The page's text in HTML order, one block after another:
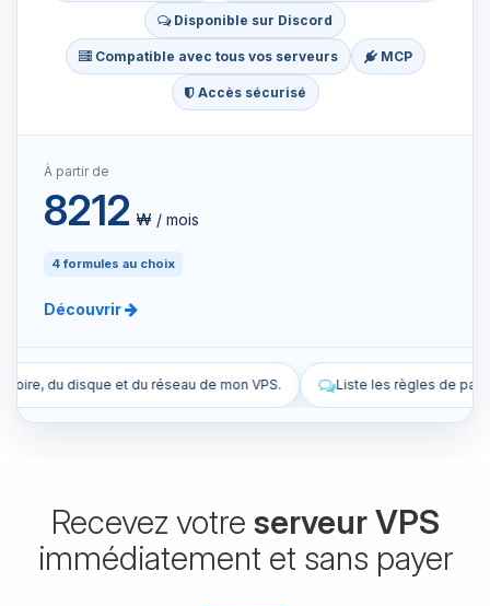
Disponible sur Discord
Compatible avec tous vos serveurs MCP
Accès sécurisé
À partir de
8212 ₩ / mois
4 formules au choix
Découvrir
mon VPS. Liste les règles de pare-feu actuelles de mon VPS.
Recevez votre serveur VPS
immédiatement et sans payer